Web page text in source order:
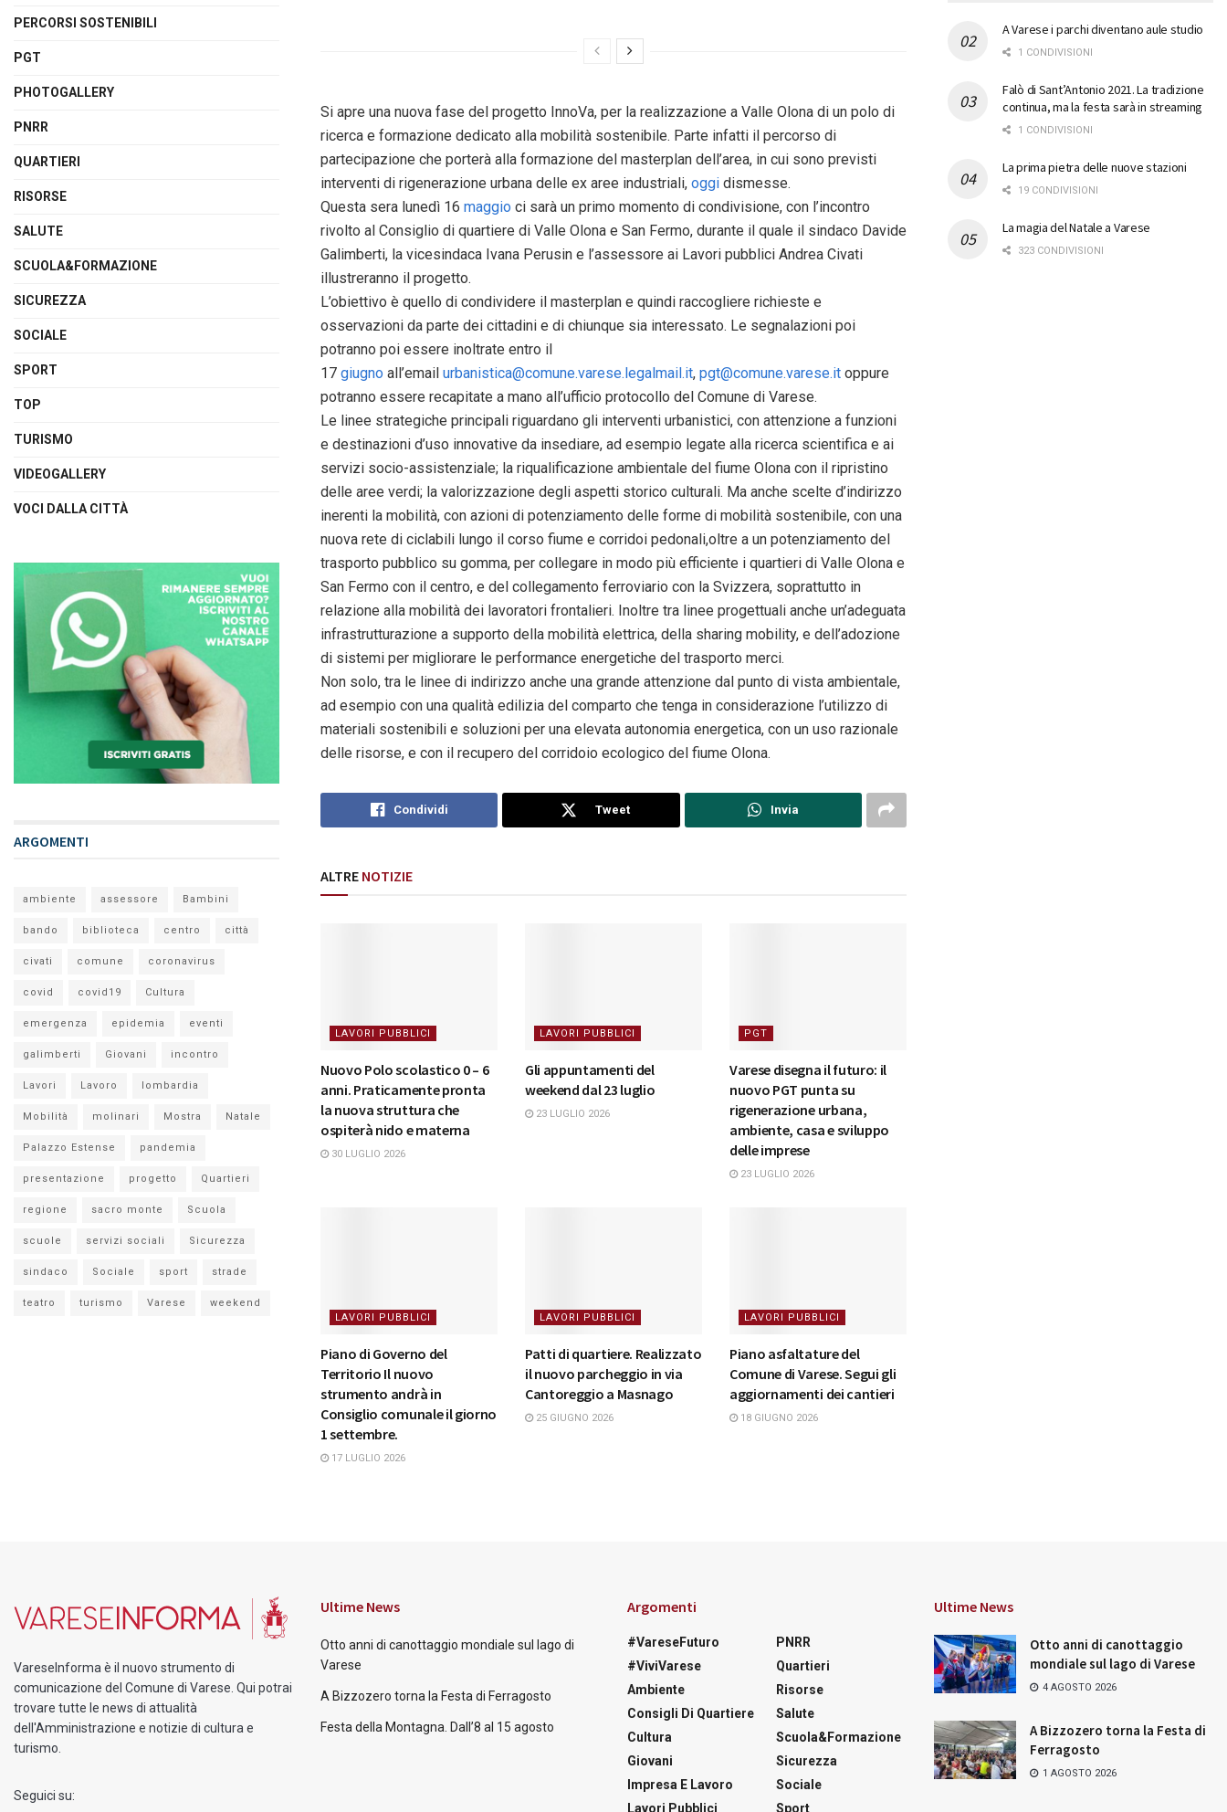
Si apre una nuova fase del progetto InnoVa, per la realizzazione a Valle Olona di un polo di
ricerca e formazione dedicato alla mobilità sostenibile. Parte infatti il percorso di
partecipazione che porterà alla formazione del masterplan dell’area, in cui sono previsti
interventi di rigenerazione urbana delle ex aree industriali, oggi dismesse.
Questa sera lunedì 16 maggio ci sarà un primo momento di condivisione, con l’incontro
rivolto al Consiglio di quartiere di Valle Olona e San Fermo, durante il quale il sindaco Davide
Galimberti, la vicesindaca Ivana Perusin e l’assessore ai Lavori pubblici Andrea Civati
illustreranno il progetto.
L’obiettivo è quello di condividere il masterplan e quindi raccogliere richieste e
osservazioni da parte dei cittadini e di chiunque sia interessato. Le segnalazioni poi
potranno poi essere inoltrate entro il
17 giugno all’email urbanistica@comune.varese.legalmail.it, pgt@comune.varese.it oppure
potranno essere recapitate a mano all’ufficio protocollo del Comune di Varese.
Le linee strategiche principali riguardano gli interventi urbanistici, con attenzione a funzioni
e destinazioni d’uso innovative da insediare, ad esempio legate alla ricerca scientifica e ai
servizi socio-assistenziale; la riqualificazione ambientale del fiume Olona con il ripristino
delle aree verdi; la valorizzazione degli aspetti storico culturali. Ma anche scelte d’indirizzo
inerenti la mobilità, con azioni di potenziamento delle forme di mobilità sostenibile, con una
nuova rete di ciclabili lungo il corso fiume e corridoi pedonali,oltre a un potenziamento del
trasporto pubblico su gomma, per collegare in modo più efficiente i quartieri di Valle Olona e
San Fermo con il centro, e del collegamento ferroviario con la Svizzera, soprattutto in
relazione alla mobilità dei lavoratori frontalieri. Inoltre tra linee progettuali anche un’adeguata
infrastrutturazione a supporto della mobilità elettrica, della sharing mobility, e dell’adozione
di sistemi per migliorare le performance energetiche del trasporto merci.
Non solo, tra le linee di indirizzo anche una grande attenzione dal punto di vista ambientale,
ad esempio con una qualità edilizia del comparto che tenga in considerazione l’utilizzo di
materiali sostenibili e soluzioni per una elevata autonomia energetica, con un uso razionale
delle risorse, e con il recupero del corridoio ecologico del fiume Olona.
Condividi Tweet Invia
ALTRE NOTIZIE
LAVORI PUBBLICI
Nuovo Polo scolastico 0 – 6
anni. Praticamente pronta
la nuova struttura che
ospiterà nido e materna
30 LUGLIO 2026
LAVORI PUBBLICI
Gli appuntamenti del
weekend dal 23 luglio
23 LUGLIO 2026
PGT
Varese disegna il futuro: il
nuovo PGT punta su
rigenerazione urbana,
ambiente, casa e sviluppo
delle imprese
23 LUGLIO 2026
LAVORI PUBBLICI
Piano di Governo del
Territorio Il nuovo
strumento andrà in
Consiglio comunale il giorno
1 settembre.
17 LUGLIO 2026
LAVORI PUBBLICI
Patti di quartiere. Realizzato
il nuovo parcheggio in via
Cantoreggio a Masnago
25 GIUGNO 2026
LAVORI PUBBLICI
Piano asfaltature del
Comune di Varese. Segui gli
aggiornamenti dei cantieri
18 GIUGNO 2026
PERCORSI SOSTENIBILI
PGT
PHOTOGALLERY
PNRR
QUARTIERI
RISORSE
SALUTE
SCUOLA&FORMAZIONE
SICUREZZA
SOCIALE
SPORT
TOP
TURISMO
VIDEOGALLERY
VOCI DALLA CITTÀ
ARGOMENTI
ambiente assessore Bambini
bando biblioteca centro città
civati comune coronavirus
covid covid19 Cultura
emergenza epidemia eventi
galimberti Giovani incontro
Lavori Lavoro lombardia
Mobilità molinari Mostra Natale
Palazzo Estense pandemia
presentazione progetto Quartieri
regione sacro monte Scuola
scuole servizi sociali Sicurezza
sindaco Sociale sport strade
teatro turismo Varese weekend
A Varese i parchi diventano aule studio
1 CONDIVISIONI
Falò di Sant’Antonio 2021. La tradizione
continua, ma la festa sarà in streaming
1 CONDIVISIONI
La prima pietra delle nuove stazioni
19 CONDIVISIONI
La magia del Natale a Varese
323 CONDIVISIONI
VareseInforma è il nuovo strumento di
comunicazione del Comune di Varese. Qui potrai
trovare tutte le news di attualità
dell'Amministrazione e notizie di cultura e
turismo.
Seguici su:
Ultime News
Otto anni di canottaggio mondiale sul lago di
Varese
A Bizzozero torna la Festa di Ferragosto
Festa della Montagna. Dall’8 al 15 agosto
Argomenti
#VareseFuturo
#ViviVarese
Ambiente
Consigli Di Quartiere
Cultura
Giovani
Impresa E Lavoro
Lavori Pubblici
PNRR
Quartieri
Risorse
Salute
Scuola&Formazione
Sicurezza
Sociale
Sport
Ultime News
Otto anni di canottaggio
mondiale sul lago di Varese
4 AGOSTO 2026
A Bizzozero torna la Festa di
Ferragosto
1 AGOSTO 2026